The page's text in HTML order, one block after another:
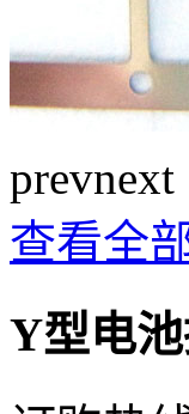
prevnext
查看全
Y型电